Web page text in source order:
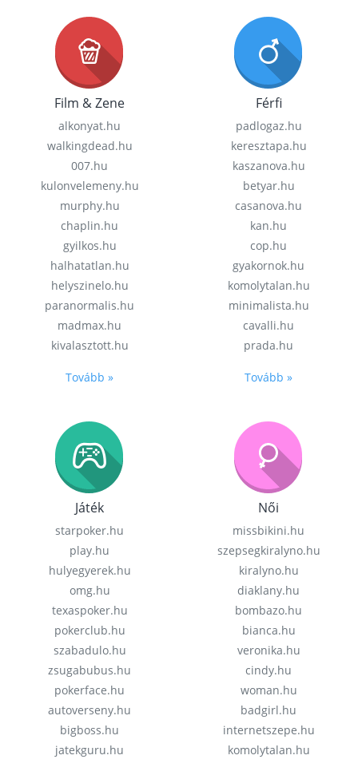
Film & Zene
alkonyat.hu
walkingdead.hu
007.hu
kulonvelemeny.hu
murphy.hu
chaplin.hu
gyilkos.hu
halhatatlan.hu
helyszinelo.hu
paranormalis.hu
madmax.hu
kivalasztott.hu
Tovább »
Férfi
padlogaz.hu
keresztapa.hu
kaszanova.hu
betyar.hu
casanova.hu
kan.hu
cop.hu
gyakornok.hu
komolytalan.hu
minimalista.hu
cavalli.hu
prada.hu
Tovább »
Játék
starpoker.hu
play.hu
hulyegyerek.hu
omg.hu
texaspoker.hu
pokerclub.hu
szabadulo.hu
zsugabubus.hu
pokerface.hu
autoverseny.hu
bigboss.hu
jatekguru.hu
Női
missbikini.hu
szepsegkiralyno.hu
kiralyno.hu
diaklany.hu
bombazo.hu
bianca.hu
veronika.hu
cindy.hu
woman.hu
badgirl.hu
internetszepe.hu
komolytalan.hu